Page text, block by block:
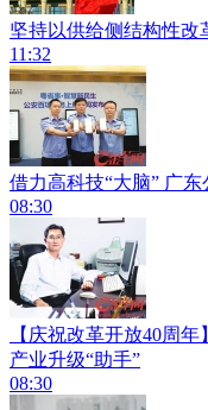
坚持以供给侧结构性改
11:32
借力高科技“大脑” 广
08:30
【庆祝改革开放40周
产业升级“助手”
08:30